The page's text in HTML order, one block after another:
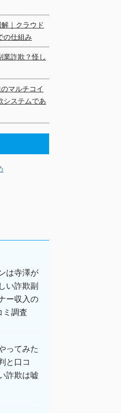
｜クラウド
の仕組み
業詐欺？怪し
マルチコイ
システムであ
は寺澤が
い詐欺副
ー収入の
ミ調査
ってみた
と口コ
詐欺は嘘